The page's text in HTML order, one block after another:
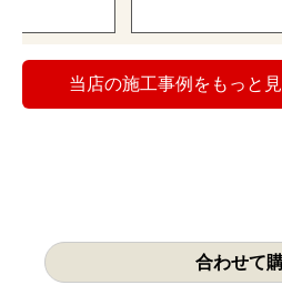
当店の施工事例をもっと
合わせて